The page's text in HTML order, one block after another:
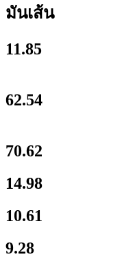
มันเส้น
11.85
62.54
70.62
14.98
10.61
9.28